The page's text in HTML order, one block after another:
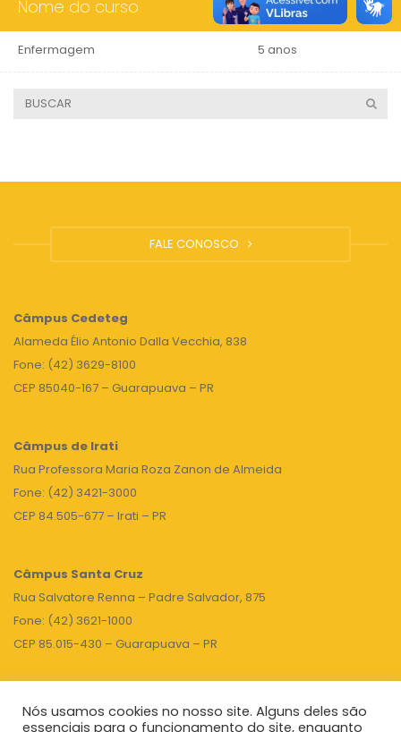
Nome do curso Duração
Enfermagem 5 anos
FALE CONOSCO
Câmpus Cedeteg
Alameda Élio Antonio Dalla Vecchia, 838
Fone: (42) 3629-8100
CEP 85040-167 – Guarapuava – PR
Câmpus de Irati
Rua Professora Maria Roza Zanon de Almeida
Fone: (42) 3421-3000
CEP 84.505-677 – Irati – PR
Câmpus Santa Cruz
Rua Salvatore Renna – Padre Salvador, 875
Fone: (42) 3621-1000
CEP 85.015-430 – Guarapuava – PR
TOPO
Nós usamos cookies no nosso site. Alguns deles são
essenciais para o funcionamento do site, enquanto